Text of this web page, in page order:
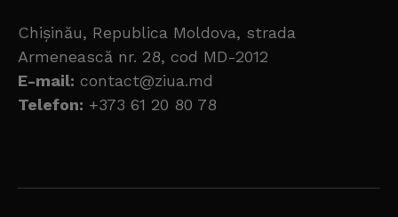
Chișinău, Republica Moldova, strada
Armenească nr. 28, cod MD-2012
E-mail: contact@ziua.md
Telefon: +373 61 20 80 78